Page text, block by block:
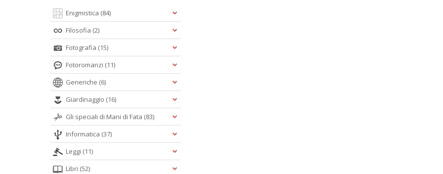
Enigmistica (84)
Filosofia (2)
Fotografia (15)
Fotoromanzi (11)
Generiche (6)
Giardinaggio (16)
Gli speciali di Mani di Fata (83)
Informatica (37)
Leggi (11)
Libri (52)